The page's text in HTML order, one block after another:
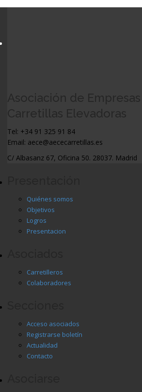
Asociación de
Carretillas Elevadoras
Tel: +34 91 325 91 84
Email: aece@aececarretillas.es
C/ Albasanz 67, Oficina 50. 28037. Madrid
Quiénes somos
Objetivos
Logros
Presentacion
Carretilleros
Colaboradores
Acceso asociados
Registrarse boletín
Actualidad
Contacto